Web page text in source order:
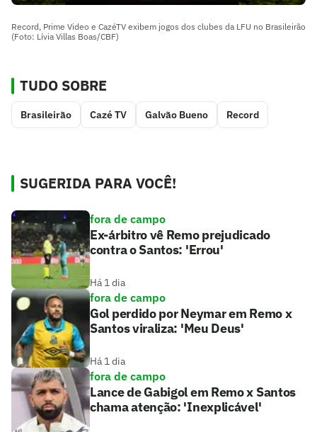
Record, Prime Video e CazéTV exibem jogos dos clubes da LFU no Brasileirão
(Foto: Lívia Villas Boas/CBF)
TUDO SOBRE
Brasileirão Cazé TV Galvão Bueno Record
SUGERIDA PARA VOCÊ!
fora de campo
Ex-árbitro vê Remo prejudicado
contra o Santos: 'Errou'
Há 1 dia
fora de campo
Gol perdido por Neymar em Remo x
Santos viraliza: 'Meu Deus'
Há 1 dia
fora de campo
Lance de Gabigol em Remo x Santos
chama atenção: 'Inexplicável'